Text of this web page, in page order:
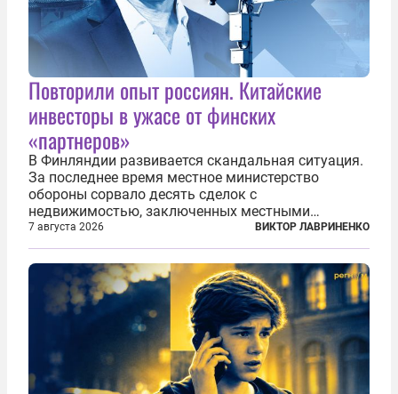
Повторили опыт россиян. Китайские
инвесторы в ужасе от финских
«партнеров»
В Финляндии развивается скандальная ситуация.
За последнее время местное министерство
обороны сорвало десять сделок с
недвижимостью, заключенных местными
фирмами с китайским капиталом. Чиновники
заявили, что они могли заключаться с целью
создания в Финляндии шпионской сети, чтобы
следить за...
7 августа 2026 ВИКТОР ЛАВРИНЕНКО